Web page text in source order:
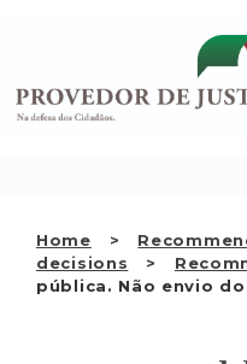
conteúdo
Home
decisions
pública. Não envio
WHO WE ARE
THE
NATIONAL
EN